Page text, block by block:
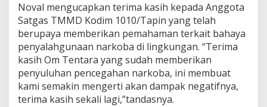
Noval mengucapkan terima kasih kepada Anggota
Satgas TMMD Kodim 1010/Tapin yang telah
berupaya memberikan pemahaman terkait bahaya
penyalahgunaan narkoba di lingkungan. “Terima
kasih Om Tentara yang sudah memberikan
penyuluhan pencegahan narkoba, ini membuat
kami semakin mengerti akan dampak negatifnya,
terima kasih sekali lagi,”tandasnya.